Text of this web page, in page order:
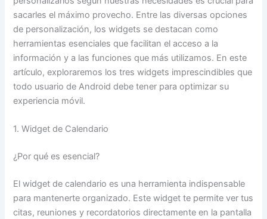
sacarles el máximo provecho. Entre las diversas opciones
de personalización, los widgets se destacan como
herramientas esenciales que facilitan el acceso a la
información y a las funciones que más utilizamos. En este
artículo, exploraremos los tres widgets imprescindibles que
todo usuario de Android debe tener para optimizar su
experiencia móvil.
1. Widget de Calendario
¿Por qué es esencial?
El widget de calendario es una herramienta indispensable
para mantenerte organizado. Este widget te permite ver tus
citas, reuniones y recordatorios directamente en la pantalla